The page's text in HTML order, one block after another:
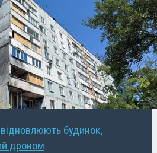
будинок,
дроном